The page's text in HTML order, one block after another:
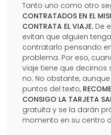
Tanto uno como otro
CONTRATADOS EN EL
CONTRATA EL VIAJE. De
evitan que alguien
contratarlo pensando
problema. Por eso,
viaje tiene que decirnos
no. No obstante,
puntos del texto,
CONSIGO LA TARJETA
gratuita y se la darán
momento en su centro